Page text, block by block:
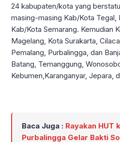
24 kabupaten/kota yang
masing-masing Kab/Kota Tegal,
Kab/Kota Semarang. Kemudian
Magelang, Kota Surakarta,
Pemalang, Purbalingga, dan
Batang, Temanggung,
Kebumen,Karanganyar, Jepara,
Baca Juga : Rayakan HUT
Purbalingga Gelar Bakti